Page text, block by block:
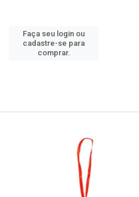
Faça seu login ou
cadastre-se para
comprar.